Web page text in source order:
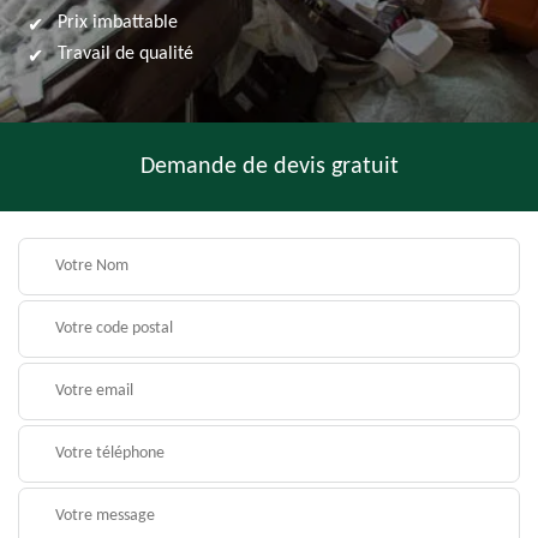
Prix imbattable
Travail de qualité
Demande de devis gratuit